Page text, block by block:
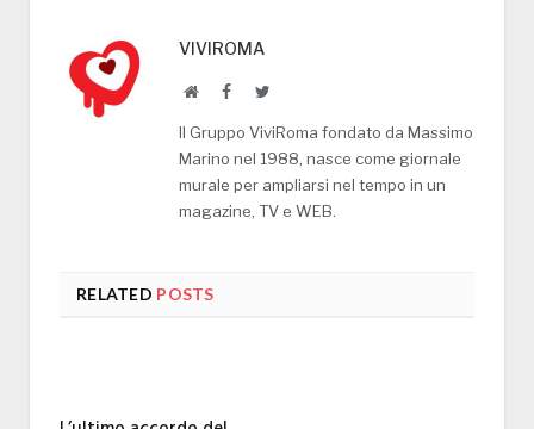
VIVIROMA
WebsiteFacebookTwitter
Il Gruppo ViviRoma fondato da Massimo
Marino nel 1988, nasce come giornale
murale per ampliarsi nel tempo in un
magazine, TV e WEB.
RELATED POSTS